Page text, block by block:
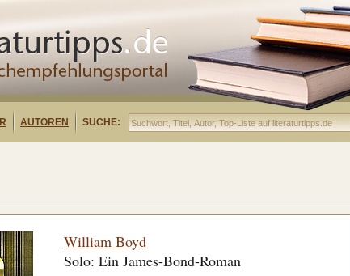
AUTOREN SUCHE:
William Boyd
Solo: Ein James-Bond-Roman